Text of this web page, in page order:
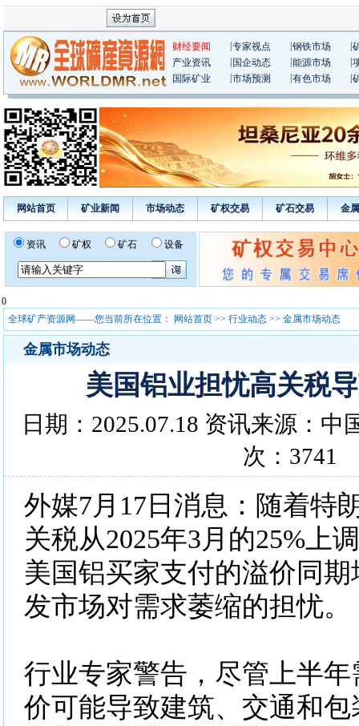
财经要闻 专家视点 钢铁市场
产业资讯
国企动态 能源市场
国际矿业
市场预测 有色市场
网站首页 矿业新闻 市场动态 矿权交易 矿石交易 金
资讯 矿权 矿石 设备
0
全球矿产资源网——您当前所在位置：
网站首页 >> 行业动态 >> 金属市场动态
金属市场动态
美国铝业担忧高关税
日期：2025.07.18 资讯来源：中
次：3741
外媒7月17日消息：随着特
关税从2025年3月的25%上
美国铝买家支付的溢价同
发市场对需求萎缩的担忧。
行业专家警告，尽管上半
价可能导致建筑、交通和